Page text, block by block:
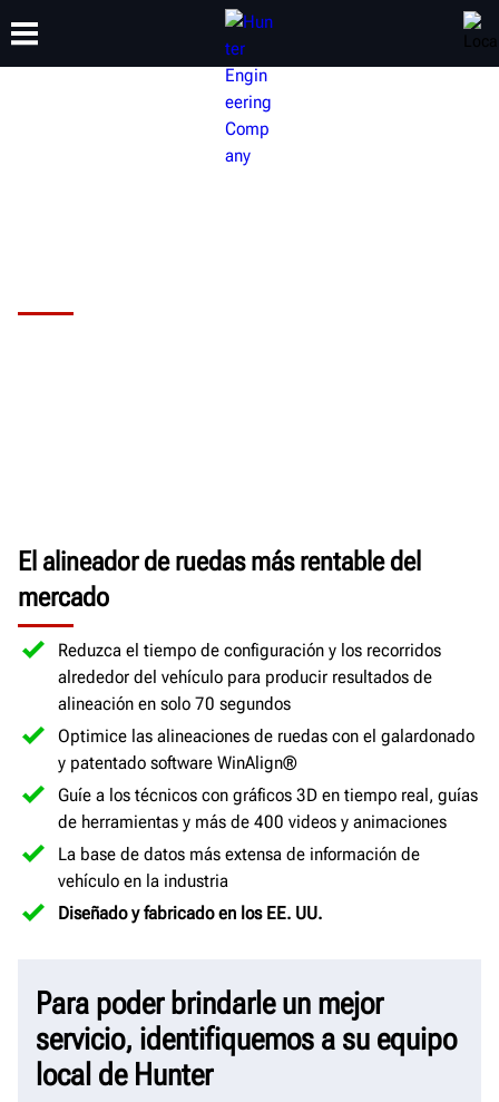
CAPACITACIÓN
El alineador de ruedas más rentable del
mercado
Reduzca el tiempo de configuración y los recorridos
alrededor del vehículo para producir resultados de
alineación en solo 70 segundos
Optimice las alineaciones de ruedas con el galardonado
y patentado software WinAlign®
Guíe a los técnicos con gráficos 3D en tiempo real, guías
de herramientas y más de 400 videos y animaciones
La base de datos más extensa de información de
vehículo en la industria
Diseñado y fabricado en los EE. UU.
Para poder brindarle un mejor
servicio, identifiquemos a su equipo
local de Hunter